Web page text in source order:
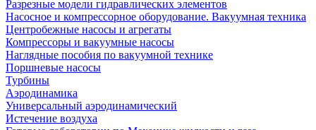
Разрезные модели гидравлических элементов
Насосное и компрессорное оборудование. Вакуумная техника
Центробежные насосы и агрегаты
Компрессоры и вакуумные насосы
Наглядные пособия по вакуумной технике
Поршневые насосы
Турбины
Аэродинамика
Универсальный аэродинамический
Истечение воздуха